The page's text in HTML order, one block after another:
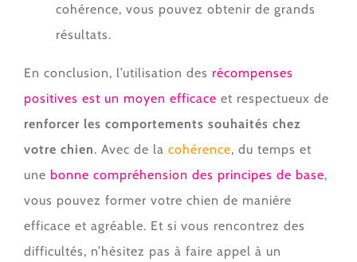
cohérence, vous pouvez obtenir de grands
résultats.
En conclusion, l’utilisation des récompenses
positives est un moyen efficace et respectueux de
renforcer les comportements souhaités chez
votre chien. Avec de la cohérence, du temps et
une bonne compréhension des principes de base,
vous pouvez former votre chien de manière
efficace et agréable. Et si vous rencontrez des
difficultés, n’hésitez pas à faire appel à un